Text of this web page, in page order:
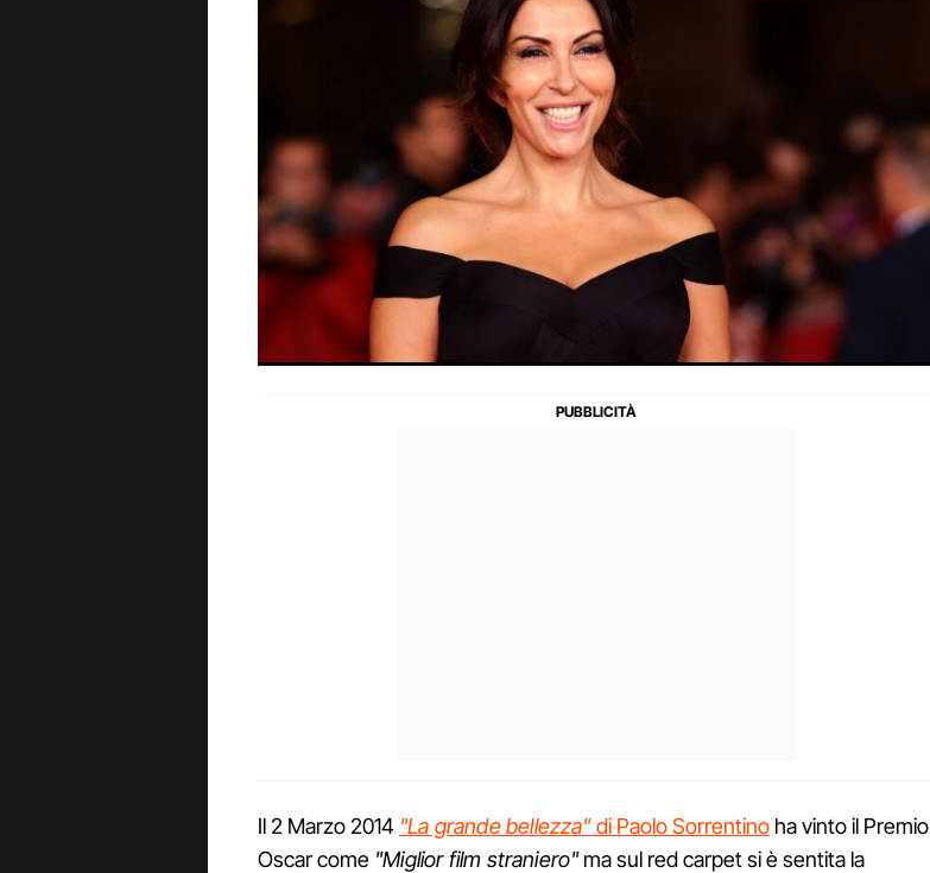
Il 2 Marzo 2014 "La grande bellezza"di Paolo Sorrentinoha vinto il Premio
Oscar come "Miglior film straniero"ma sul red carpet si è sentita la